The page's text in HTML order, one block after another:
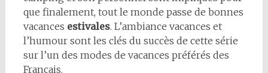
que finalement, tout le monde passe de bonnes
vacances estivales. L’ambiance vacances et
l’humour sont les clés du succès de cette série
sur l’un des modes de vacances préférés des
Français.